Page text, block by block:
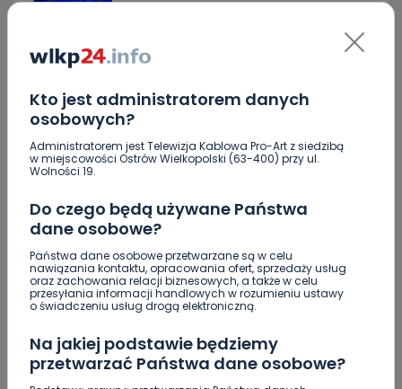
Kto jest administratorem danych
osobowych?
Administratorem jest Telewizja Kablowa Pro-Art z siedzibą
w miejscowości Ostrów Wielkopolski (63-400) przy ul.
Wolności 19.
Do czego będą używane Państwa
dane osobowe?
Państwa dane osobowe przetwarzane są w celu
nawiązania kontaktu, opracowania ofert, sprzedaży usług
oraz zachowania relacji biznesowych, a także w celu
przesyłania informacji handlowych w rozumieniu ustawy
o świadczeniu usług drogą elektroniczną.
Na jakiej podstawie będziemy
przetwarzać Państwa dane osobowe?
10.08.2026 11:37
16-latek spadł z hulajnogi. Z…
Mocne otwarcie sezonu Astry,
Zatrzymanie na tle seksualnym? Służby badają
sprawę
OKS 1926 zbiera na dokończenie oświetlenia na
boisku w Świeligowie. Ruszyła zbiórka